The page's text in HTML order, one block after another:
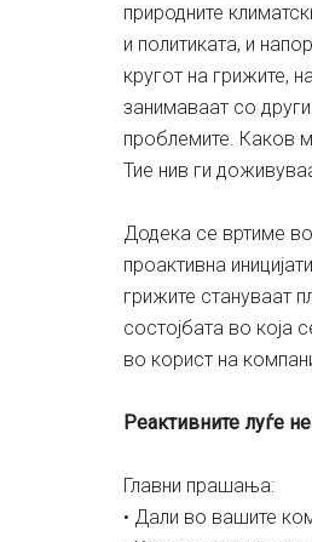
природните
и политиката, и
кругот на грижите,
занимаваат со
проблемите. Каков
Тие нив ги
Додека се вртиме
проактивна
грижите стануваат
состојбата во која
во корист на
Реактивните луѓе
Главни прашања:
• Дали во вашите